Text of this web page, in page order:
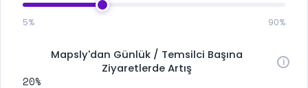
5% 90%
Mapsly'dan Günlük / Temsilci Başına
Ziyaretlerde Artış
20%